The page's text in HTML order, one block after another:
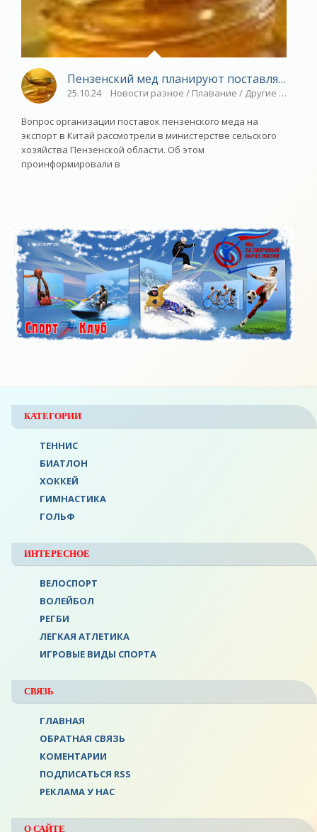
Пензенский мед планируют поставлять в
25.10.24 Новости разное / Плавание / Другие виды
Вопрос организации поставок пензенского меда на
экспорт в Китай рассмотрели в министерстве сельского
хозяйства Пензенской области. Об этом
проинформировали в
КАТЕГОРИИ
ТЕННИС
БИАТЛОН
ХОККЕЙ
ГИМНАСТИКА
ГОЛЬФ
ИНТЕРЕСНОЕ
ВЕЛОСПОРТ
ВОЛЕЙБОЛ
РЕГБИ
ЛЕГКАЯ АТЛЕТИКА
ИГРОВЫЕ ВИДЫ СПОРТА
СВЯЗЬ
ГЛАВНАЯ
ОБРАТНАЯ СВЯЗЬ
КОМЕНТАРИИ
ПОДПИСАТЬСЯ RSS
РЕКЛАМА У НАС
О САЙТЕ